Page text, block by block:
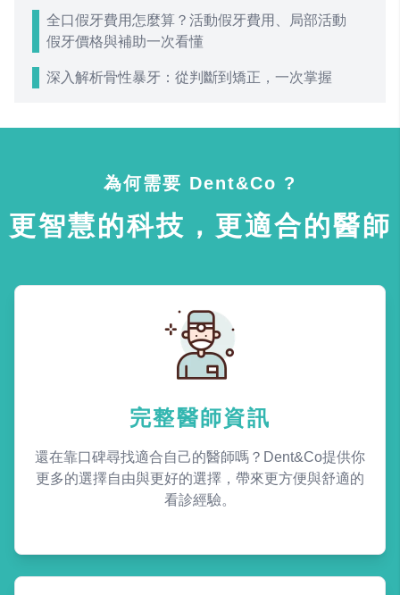
全口假牙費用怎麼算？活動假牙費用、局部活動
假牙價格與補助一次看懂
深入解析骨性暴牙：從判斷到矯正，一次掌握
為何需要 Dent&Co ?
更智慧的科技，更適合的醫師
完整醫師資訊
還在靠口碑尋找適合自己的醫師嗎？Dent&Co提供你
更多的選擇自由與更好的選擇，帶來更方便與舒適的
看診經驗。